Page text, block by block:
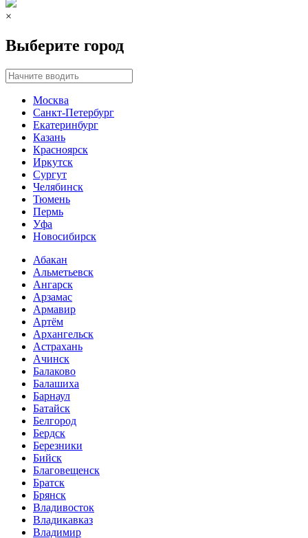
×
Выберите город
Москва
Санкт-Петербург
Екатеринбург
Казань
Красноярск
Иркутск
Сургут
Челябинск
Тюмень
Пермь
Уфа
Новосибирск
Абакан
Альметьевск
Ангарск
Арзамас
Армавир
Артём
Архангельск
Астрахань
Ачинск
Балаково
Балашиха
Барнаул
Батайск
Белгород
Бердск
Березники
Бийск
Благовещенск
Братск
Брянск
Владивосток
Владикавказ
Владимир